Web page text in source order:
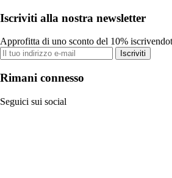
Iscriviti alla nostra newsletter
Approfitta di uno sconto del 10%
Iscriviti
Rimani connesso
Seguici sui social